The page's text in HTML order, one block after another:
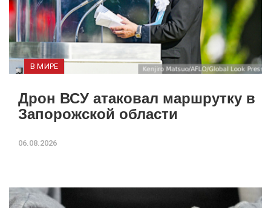
В МИРЕ
Дрон ВСУ атаковал маршрутку в
Запорожской области
06.08.2026